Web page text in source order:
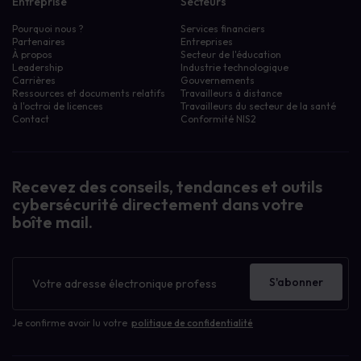
Pourquoi nous ?
Partenaires
À propos
Leadership
Carrières
Ressources et documents relatifs
à l'octroi de licences
Contact
Services financiers
Entreprises
Secteur de l'éducation
Industrie technologique
Gouvernements
Travailleurs à distance
Travailleurs du secteur de la santé
Conformité NIS2
Recevez des conseils, tendances et outils
cybersécurité directement dans votre
boîte mail.
d'information
Je confirme avoir lu votre politique de confidentialité
S'abonner